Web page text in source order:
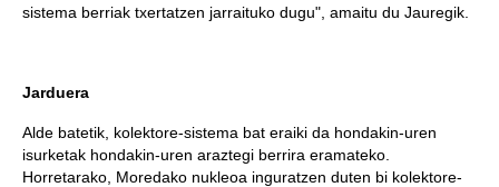
sistema berriak txertatzen jarraituko dugu", amaitu du Jauregik.
Jarduera
Alde batetik, kolektore-sistema bat eraiki da hondakin-uren
isurketak hondakin-uren araztegi berrira eramateko.
Horretarako, Moredako nukleoa inguratzen duten bi kolektore-